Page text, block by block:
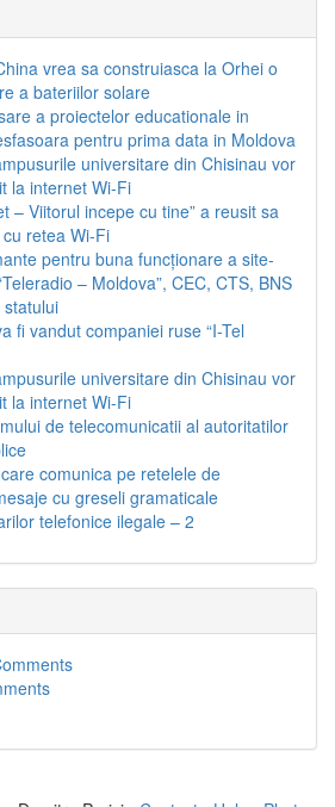
vrea sa construiasca la Orhei o
a bateriilor solare
a proiectelor educationale in
pentru prima data in Moldova
universitare din Chisinau vor
la internet Wi-Fi
– Viitorul incepe cu tine” a reusit sa
retea Wi-Fi
pentru buna funcționare a site-
– Moldova”, CEC, CTS, BNS
fi vandut companiei ruse “I-Tel
universitare din Chisinau vor
la internet Wi-Fi
de telecomunicatii al autoritatilor
comunica pe retelele de
cu greseli gramaticale
telefonice ilegale – 2